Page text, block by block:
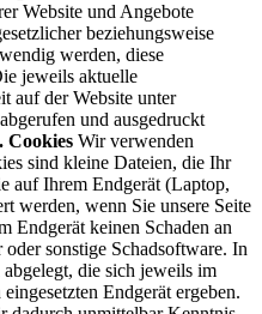
Website und Angebote
beziehungsweise
werden, diese
jeweils aktuelle
auf der Website unter
und ausgedruckt
Cookies Wir verwenden
sind kleine Dateien, die Ihr
auf Ihrem Endgerät (Laptop,
werden, wenn Sie unsere Seite
Endgerät keinen Schaden an
sonstige Schadsoftware. In
die sich jeweils im
Endgerät ergeben.